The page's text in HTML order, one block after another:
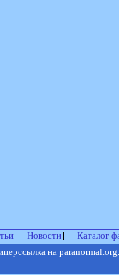
Новости
Каталог
на